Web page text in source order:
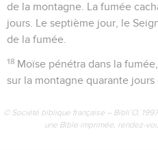
de la montagne. La fumée
jours. Le septième jour, le
de la fumée.
18 Moïse pénétra dans la
sur la montagne quarante jours
© Société biblique française – Bibli’O,
une Bible imprimée, rendez-